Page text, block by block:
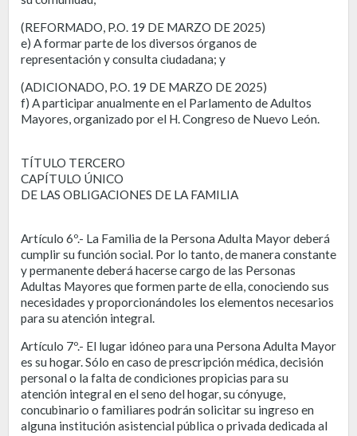
(REFORMADO, P.O. 19 DE MARZO DE 2025)
e) A formar parte de los diversos órganos de
representación y consulta ciudadana; y
(ADICIONADO, P.O. 19 DE MARZO DE 2025)
f) A participar anualmente en el Parlamento de Adultos
Mayores, organizado por el H. Congreso de Nuevo León.
TÍTULO TERCERO
CAPÍTULO ÚNICO
DE LAS OBLIGACIONES DE LA FAMILIA
Artículo 6º.- La Familia de la Persona Adulta Mayor deberá
cumplir su función social. Por lo tanto, de manera constante
y permanente deberá hacerse cargo de las Personas
Adultas Mayores que formen parte de ella, conociendo sus
necesidades y proporcionándoles los elementos necesarios
para su atención integral.
Artículo 7º.- El lugar idóneo para una Persona Adulta Mayor
es su hogar. Sólo en caso de prescripción médica, decisión
personal o la falta de condiciones propicias para su
atención integral en el seno del hogar, su cónyuge,
concubinario o familiares podrán solicitar su ingreso en
alguna institución asistencial pública o privada dedicada al